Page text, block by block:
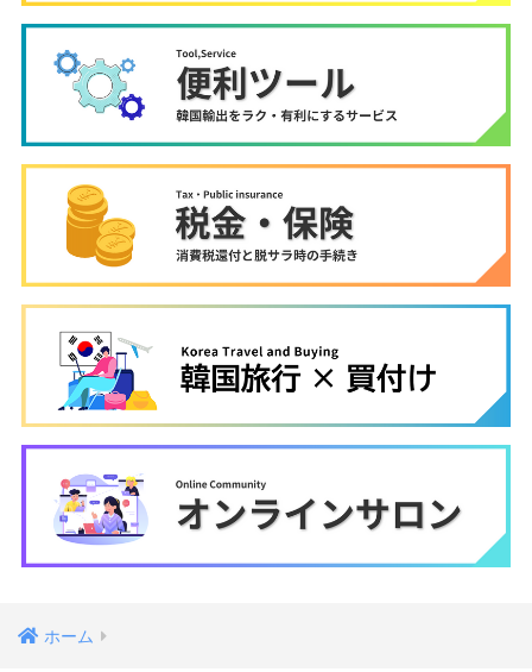
ホーム